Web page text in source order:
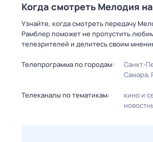
Когда смотреть Мелодия
Узнайте, когда смотреть передачу
Рамблер поможет не пропустить
телезрителей и делитесь своим
Телепрограмма по городам: Санкт-
Самара
Телеканалы по тематикам: кино и